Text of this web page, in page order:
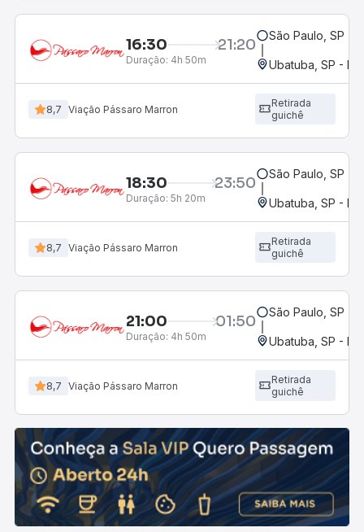
16:30 21:20
Duração: 4h 50m
São Paulo, SP -
Ubatuba, SP -
8,7 Viação Pássaro Marron
Retirada
guichê
18:30 23:50
Duração: 5h 20m
São Paulo, SP -
Ubatuba, SP -
8,7 Viação Pássaro Marron
Retirada
guichê
21:00 01:50
Duração: 4h 50m
São Paulo, SP -
Ubatuba, SP -
8,7 Viação Pássaro Marron
Retirada
guichê